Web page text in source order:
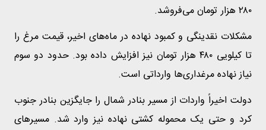
۲۸۰ هزار تومان می‌فروشد.
مشکلات نقدینگی و کمبود نهاده در ماه‌های اخیر، قیمت مرغ را
تا کیلویی ۴۸۰ هزار تومان نیز افزایش داده بود. حدود دو سوم
نیاز نهاده مرغداری‌ها وارداتی است.
دولت اخیراً واردات از مسیر بنادر شمال را جایگزین بنادر جنوب
کرد و حتی یک محموله کشتی نهاده نیز وارد شد. مسیر‌های